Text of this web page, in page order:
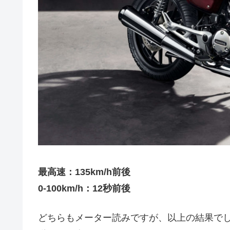
最高速：135km/h前後
0-100km/h：12秒前後
どちらもメーター読みですが、以上の結果で